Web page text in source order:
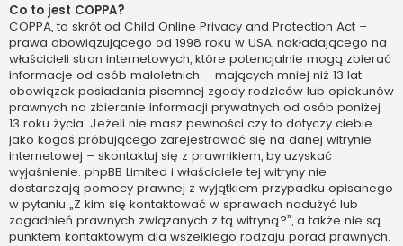
Co to jest COPPA?
COPPA, to skrót od Child Online Privacy and Protection Act –
prawa obowiązującego od 1998 roku w USA, nakładającego na
właścicieli stron internetowych, które potencjalnie mogą zbierać
informacje od osób małoletnich – mających mniej niż 13 lat –
obowiązek posiadania pisemnej zgody rodziców lub opiekunów
prawnych na zbieranie informacji prywatnych od osób poniżej
13 roku życia. Jeżeli nie masz pewności czy to dotyczy ciebie
jako kogoś próbującego zarejestrować się na danej witrynie
internetowej – skontaktuj się z prawnikiem, by uzyskać
wyjaśnienie. phpBB Limited i właściciele tej witryny nie
dostarczają pomocy prawnej z wyjątkiem przypadku opisanego
w pytaniu „Z kim się kontaktować w sprawach nadużyć lub
zagadnień prawnych związanych z tą witryną?”, a także nie są
punktem kontaktowym dla wszelkiego rodzaju porad prawnych.